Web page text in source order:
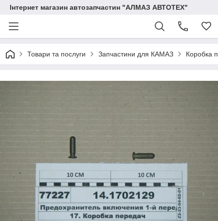
Інтернет магазин автозапчастин "АЛМАЗ АВТОТЕХ"
Товари та послуги Запчастини для КАМАЗ Коробка